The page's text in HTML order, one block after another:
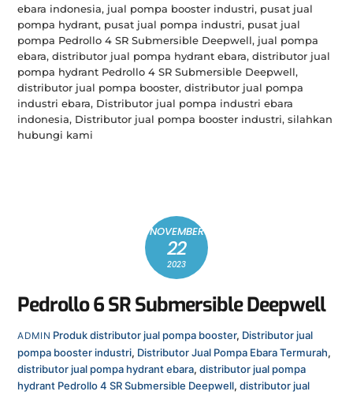
ebara indonesia, jual pompa booster industri, pusat jual
pompa hydrant, pusat jual pompa industri, pusat jual
pompa Pedrollo 4 SR Submersible Deepwell, jual pompa
ebara, distributor jual pompa hydrant ebara, distributor jual
pompa hydrant Pedrollo 4 SR Submersible Deepwell,
distributor jual pompa booster, distributor jual pompa
industri ebara, Distributor jual pompa industri ebara
indonesia, Distributor jual pompa booster industri, silahkan
hubungi kami
NOVEMBER
22
2023
Pedrollo 6 SR Submersible Deepwell
ADMIN Produk distributor jual pompa booster, Distributor jual
pompa booster industri, Distributor Jual Pompa Ebara Termurah,
distributor jual pompa hydrant ebara,distributor jual pompa
hydrant Pedrollo 4 SR Submersible Deepwell,distributor jual